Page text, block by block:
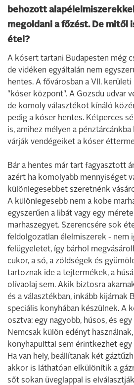
behozott
megoldani a főzést. De mitől
étel?
A kósert tartani Budapesten még
de vidéken egyáltalán nem
hentes. A fővárosban a VII.
"kóser központ". A Gozsdu udvar
de komoly választékot kínáló
pedig a kóser hentes. Kétperces
is, amihez mélyen a
várják vendégeiket a kóser
Bár a hentes már tart fagyasztott
azért ha komolyabb mennyiséget
különlegesebbet szeretnénk
A különlegesebb nem a kobe
egyszerűen a libát vagy egy
marhaszegyet. Szerencsére sok
feldolgozatlan élelmiszerek - nem
felügyeletet, így bárhol
cukor, a só, a zöldségek és
tartoznak ide a tejtermékek, a
olívaolaj sem. Akik biztosra
és a választékban, inkább kijárnak
speciális konyhában készülnek. A
osztva: egy nagyobb, húsos, és
Nemcsak külön edényt
konyhapulttal sem érintkezhet egy
Ha van hely, beállítanak két
akkor is láthatóan elkülönítik a
sőt sokan üveglappal is